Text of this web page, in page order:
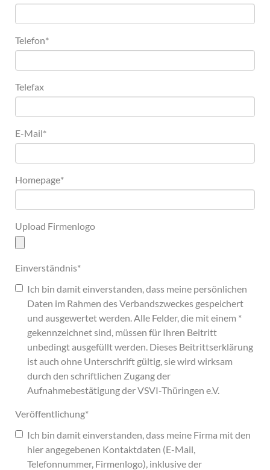
Telefon*
Telefax
E-Mail*
Homepage*
Upload Firmenlogo
Einverständnis*
Ich bin damit einverstanden, dass meine persönlichen
Daten im Rahmen des Verbandszweckes gespeichert
und ausgewertet werden. Alle Felder, die mit einem *
gekennzeichnet sind, müssen für Ihren Beitritt
unbedingt ausgefüllt werden. Dieses Beitrittserklärung
ist auch ohne Unterschrift gültig, sie wird wirksam
durch den schriftlichen Zugang der
Aufnahmebestätigung der VSVI-Thüringen e.V.
Veröffentlichung*
Ich bin damit einverstanden, dass meine Firma mit den
hier angegebenen Kontaktdaten (E-Mail,
Telefonnummer, Firmenlogo), inklusive der